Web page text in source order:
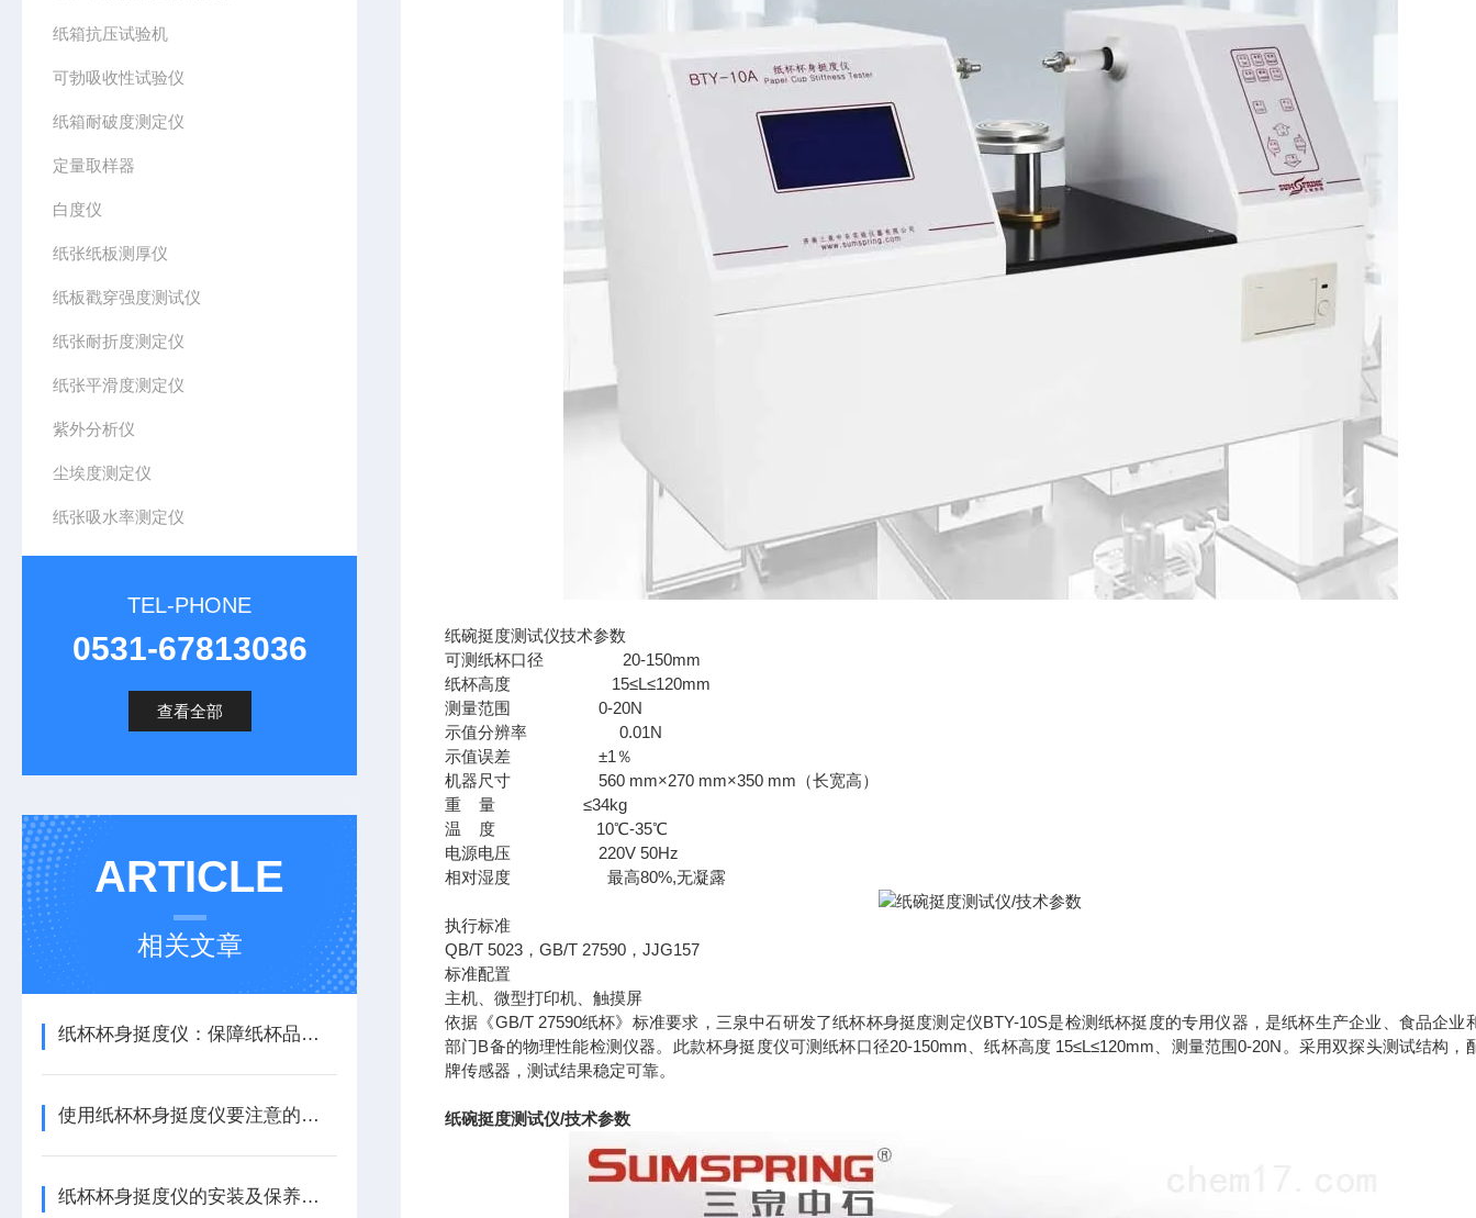
纸箱抗压试验机
可勃吸收性试验仪
纸箱耐破度测定仪
定量取样器
白度仪
纸张纸板测厚仪
纸板戳穿强度测试仪
纸张耐折度测定仪
纸张平滑度测定仪
紫外分析仪
尘埃度测定仪
纸张吸水率测定仪
TEL-PHONE
0531-67813036
查看全部
ARTICLE
相关文章
纸杯杯身挺度仪：保障纸杯品质的关键检测设备
使用纸杯杯身挺度仪要注意的细节有哪些
纸杯杯身挺度仪的安装及保养注意事项
纸碗挺度测试仪技术参数
可测纸杯口径 20-150mm
纸杯高度 15≤L≤120mm
测量范围 0-20N
示值分辨率 0.01N
示值误差 ±1％
机器尺寸 560 mm×270 mm×350 mm（长宽高）
重 量 ≤34kg
温 度 10℃-35℃
电源电压 220V 50Hz
相对湿度 最高80%,无凝露
执行标准
QB/T 5023，GB/T 27590，JJG157
标准配置
主机、微型打印机、触摸屏
依据《GB/T 27590纸杯》标准要求，三泉中石研发了纸杯杯身挺度测定仪BTY-10S是检测纸杯挺度的专用仪器，是纸杯生产企业、食品企业
部门B备的物理性能检测仪器。此款杯身挺度仪可测纸杯口径20-150mm、纸杯高度 15≤L≤120mm、测量范围0-20N。采用双探头测试结构，
牌传感器，测试结果稳定可靠。
纸碗挺度测试仪/技术参数